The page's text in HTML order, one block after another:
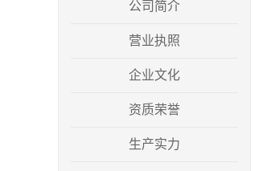
公司简介
营业执照
企业文化
资质荣誉
生产实力